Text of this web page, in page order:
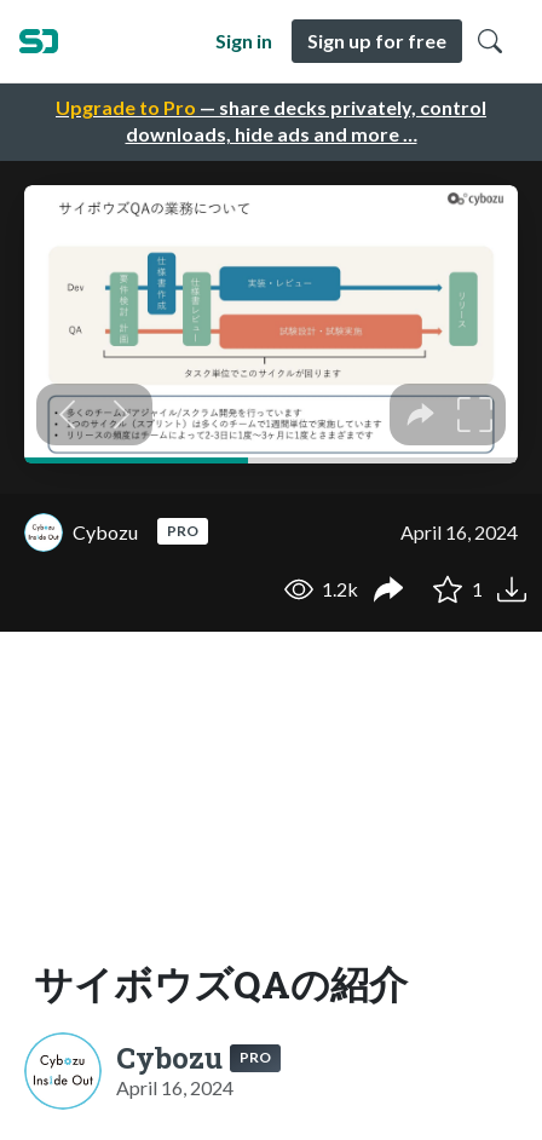
Upgrade to Pro — share decks privately, control
downloads, hide ads and more …
Sign in Sign up for free
Cybozu PRO April 16, 2024
1.2k 1
サイボウズQAの紹介
Cybozu PRO
April 16, 2024